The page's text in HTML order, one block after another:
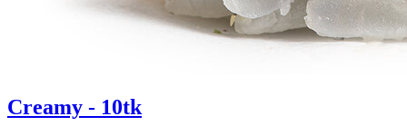
Creamy - 10tk